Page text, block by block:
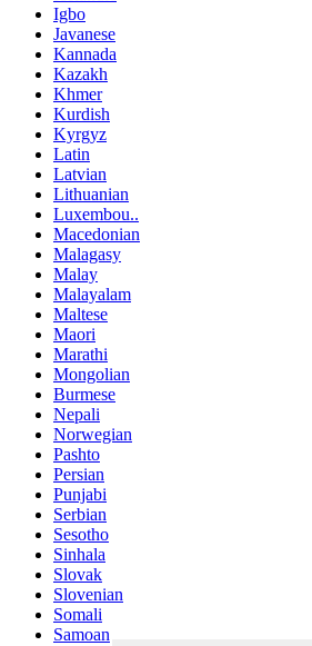
Igbo
Javanese
Kannada
Kazakh
Khmer
Kurdish
Kyrgyz
Latin
Latvian
Lithuanian
Luxembou..
Macedonian
Malagasy
Malay
Malayalam
Maltese
Maori
Marathi
Mongolian
Burmese
Nepali
Norwegian
Pashto
Persian
Punjabi
Serbian
Sesotho
Sinhala
Slovak
Slovenian
Somali
Samoan